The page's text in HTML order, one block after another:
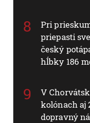
Pri
priepasti
český
hĺbky 186
V
kolónach aj
dopravný